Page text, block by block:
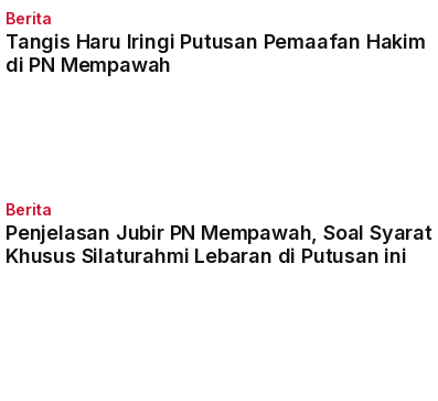
Berita
Tangis Haru Iringi Putusan Pemaafan Hakim
di PN Mempawah
Berita
Penjelasan Jubir PN Mempawah, Soal Syarat
Khusus Silaturahmi Lebaran di Putusan ini